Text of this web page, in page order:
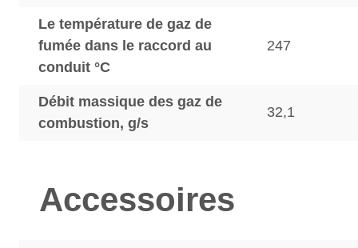
Le température de gaz de
fumée dans le raccord au
conduit °C
247
Débit massique des gaz de
combustion, g/s
32,1
Accessoires